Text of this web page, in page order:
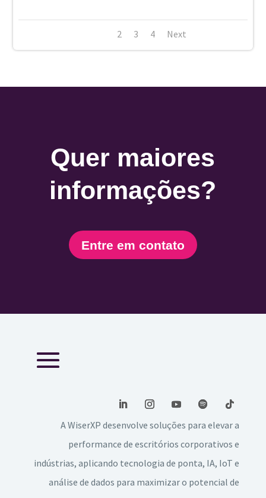
2 3 4 Next
Quer maiores
informações?
Entre em contato
A WiserXP desenvolve soluções para elevar a
performance de escritórios corporativos e
indústrias, aplicando tecnologia de ponta, IA, IoT e
análise de dados para maximizar o potencial de